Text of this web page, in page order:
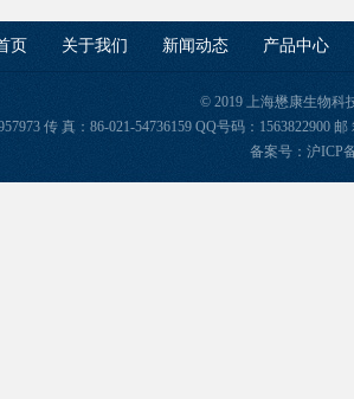
页 关于我们 新闻动态 产品中心
© 2019 上海懋康生物科
传 真：86-021-54736159 QQ号码：1563822900
备案号： 沪ICP